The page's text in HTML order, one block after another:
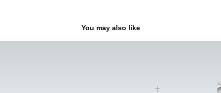
You may also like